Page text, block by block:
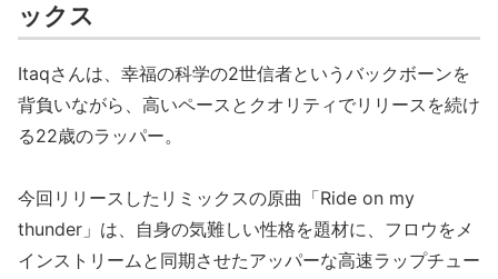
ックス
Itaqさんは、幸福の科学の2世信者というバックボーンを
背負いながら、高いペースとクオリティでリリースを続け
る22歳のラッパー。
今回リリースしたリミックスの原曲「Ride on my
thunder」は、自身の気難しい性格を題材に、フロウをメ
インストリームと同期させたアッパーな高速ラップチュー